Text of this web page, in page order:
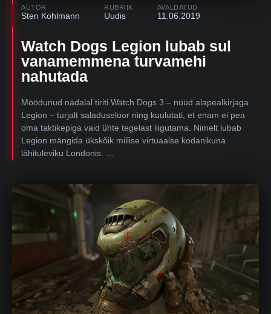
AUTOR
Sten Kohlmann
RUBRIIK
Uudis
AVALDATUD
11.06.2019
Watch Dogs Legion lubab sul
vanamemmena turvamehi
nahutada
Möödunud nädalal tiriti Watch Dogs 3 – nüüd alapealkirjaga
Legion – turjalt saladuseloor ning kuulutati, et enam ei pea
oma taktikepiga vaid ühte tegelast liigutama. Nimelt lubab
Legion mängida ükskõik millise virtuaalse kodanikuna
lähituleviku Londonis. …